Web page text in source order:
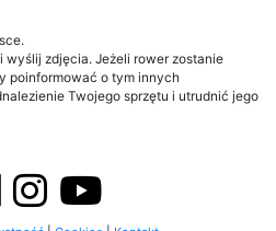
wyślij zdjęcia. Jeżeli rower zostanie
poinformować o tym innych
Twojego sprzętu i utrudnić jego